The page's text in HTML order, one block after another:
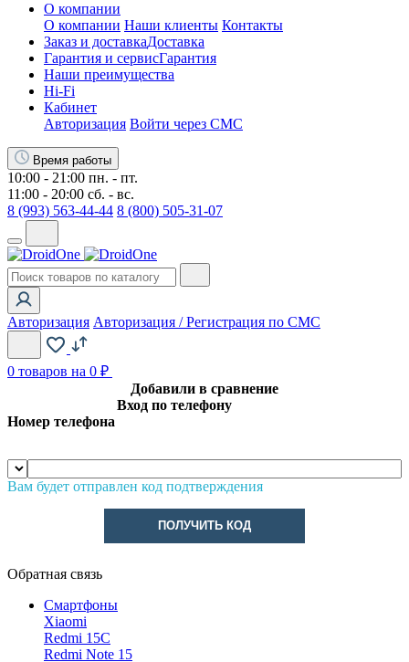
О компании
О компании Наши клиенты Контакты
Заказ и доставкаДоставка
Гарантия и сервисГарантия
Наши преимущества
Hi-Fi
Кабинет
Авторизация Войти через СМС
Время работы
10:00 - 21:00 пн. - пт.
11:00 - 20:00 сб. - вс.
8 (993) 563-44-44 8 (800) 505-31-07
Авторизация Авторизация / Регистрация по СМС
0 товаров на 0 ₽
Добавили в сравнение
Вход по телефону
Номер телефона
Вам будет отправлен код подтверждения
ПОЛУЧИТЬ КОД
Обратная связь
Смартфоны
Xiaomi
Redmi 15C
Redmi Note 15